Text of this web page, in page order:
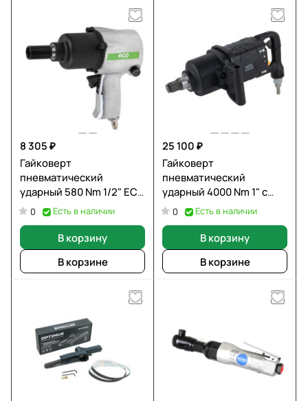
8 305 ₽
Гайковерт
пневматический
ударный 580 Nm 1/2" ECO
AIW-610
0 Есть в наличии
В корзину
В корзине
25 100 ₽
Гайковерт
пневматический
ударный 4000 Nm 1" с
коротким валом
WIEDERKRAFT WDK-
0 Есть в наличии
В корзину
В корзине